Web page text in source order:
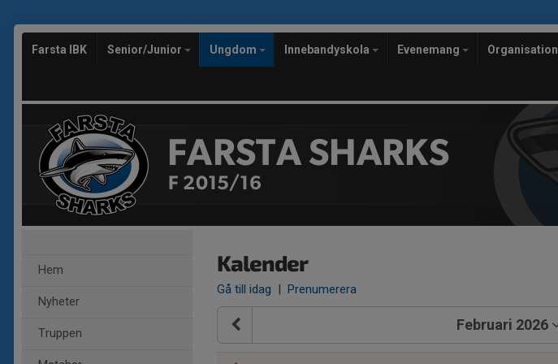
Farsta IBK Senior/Junior Ungdom Innebandyskola Evenemang Organisation
FARSTA SHARKS
F 2015/16
Hem
Nyheter
Truppen
Kalender
Gå till idag | Prenumerera
Februari 2026